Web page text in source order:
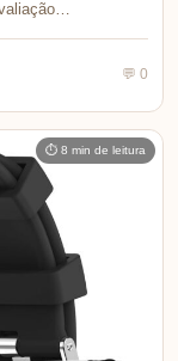
💬 0
⏱ 8 min de leitura